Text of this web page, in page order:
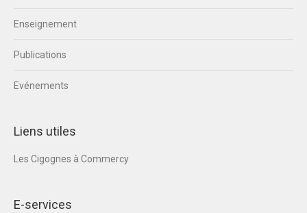
Enseignement
Publications
Evénements
Liens utiles
Les Cigognes à Commercy
E-services